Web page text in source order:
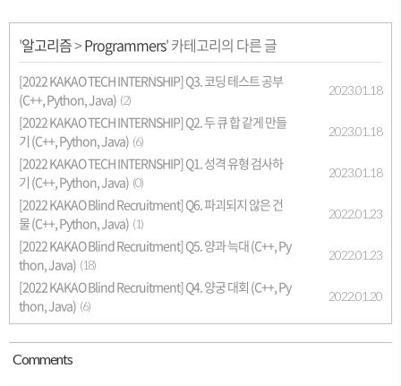
'알고리즘>Programmers' 카테고리의 다른 글
[2022 KAKAO TECH INTERNSHIP] Q3. 코딩 테스트 공부
(C++, Python, Java) (2)
2023.01.18
[2022 KAKAO TECH INTERNSHIP] Q2. 두 큐 합 같게 만들
기 (C++, Python, Java) (6)
2023.01.18
[2022 KAKAO TECH INTERNSHIP] Q1. 성격 유형 검사하
기 (C++, Python, Java) (0)
2023.01.18
[2022 KAKAO Blind Recruitment] Q6. 파괴되지 않은 건
물 (C++, Python, Java) (1)
2022.01.23
[2022 KAKAO Blind Recruitment] Q5. 양과 늑대 (C++, Py
thon, Java) (18)
2022.01.23
[2022 KAKAO Blind Recruitment] Q4. 양궁 대회 (C++, Py
thon, Java) (6)
2022.01.20
Comments